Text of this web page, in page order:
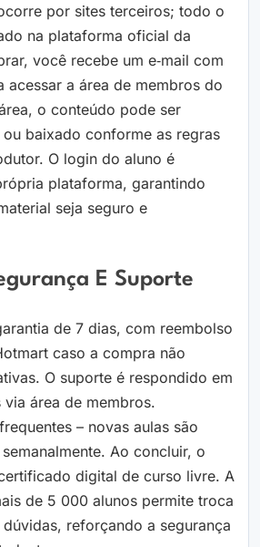
por sites terceiros; todo o
na plataforma oficial da
você recebe um e‑mail com
acessar a área de membros do
o conteúdo pode ser
baixado conforme as regras
O login do aluno é
plataforma, garantindo
seja seguro e
E Suporte
de 7 dias, com reembolso
caso a compra não
O suporte é respondido em
área de membros.
– novas aulas são
Ao concluir, o
digital de curso livre. A
de 5 000 alunos permite troca
reforçando a segurança